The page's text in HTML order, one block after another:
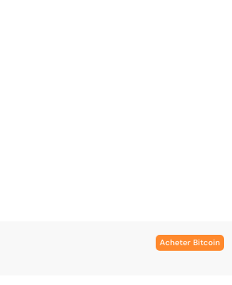
Acheter Bitcoin